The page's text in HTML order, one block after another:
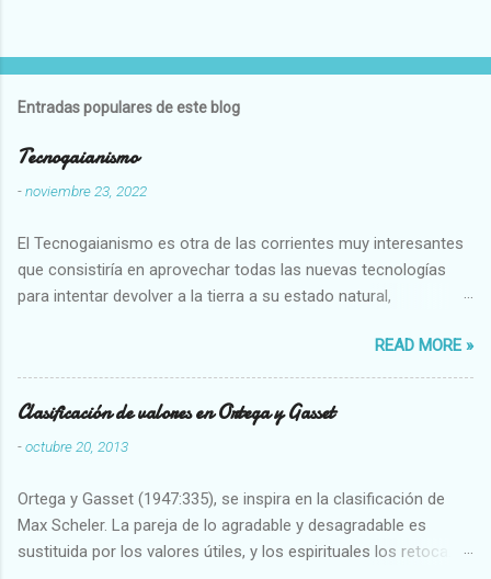
Entradas populares de este blog
Tecnogaianismo
-noviembre 23, 2022
El Tecnogaianismo es otra de las corrientes muy interesantes
que consistiría en aprovechar todas las nuevas tecnologías
para intentar devolver a la tierra a su estado natural,
READ MORE »
Clasificación de valores en Ortega y Gasset
-octubre 20, 2013
Ortega y Gasset (1947:335), se inspira en la clasificación de
Max Scheler. La pareja de lo agradable y desagradable es
sustituida por los valores útiles, y los espirituales los retoca.